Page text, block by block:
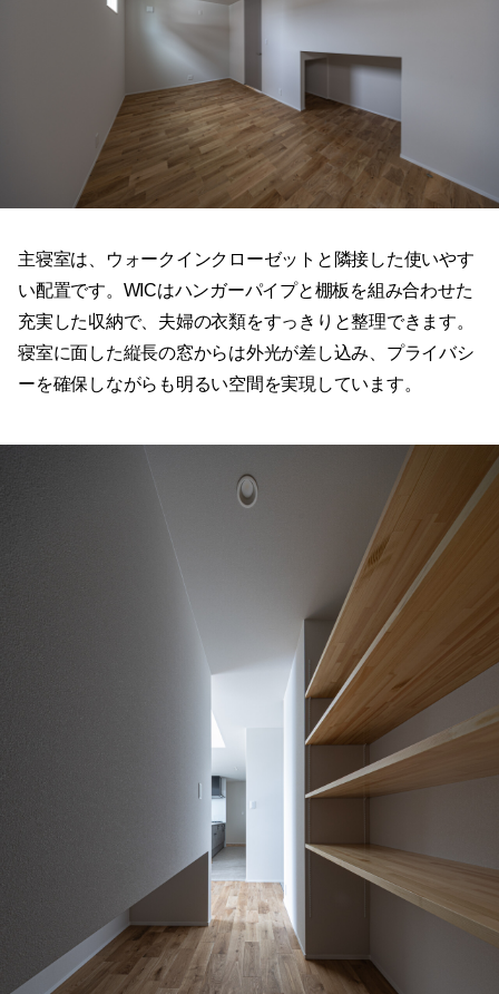
主寝室は、ウォークインクローゼットと隣接した使いやす
い配置です。WICはハンガーパイプと棚板を組み合わせた
充実した収納で、夫婦の衣類をすっきりと整理できます。
寝室に面した縦長の窓からは外光が差し込み、プライバシ
ーを確保しながらも明るい空間を実現しています。